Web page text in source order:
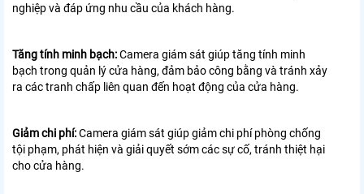
nghiệp và đáp ứng nhu cầu của khách hàng.
Tăng tính minh bạch:Camera giám sát giúp tăng tính minh
bạch trong quản lý cửa hàng, đảm bảo công bằng và tránh xảy
ra các tranh chấp liên quan đến hoạt động của cửa hàng.
Giảm chi phí:Camera giám sát giúp giảm chi phí phòng chống
tội phạm, phát hiện và giải quyết sớm các sự cố, tránh thiệt hại
cho cửa hàng.